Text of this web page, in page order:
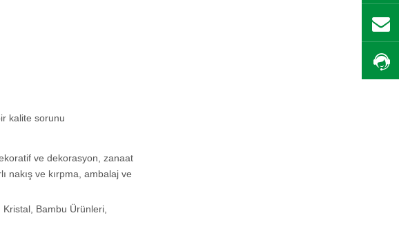
kalite sorunu
ve dekorasyon, zanaat
nakış ve kırpma, ambalaj ve
Bambu Ürünleri,